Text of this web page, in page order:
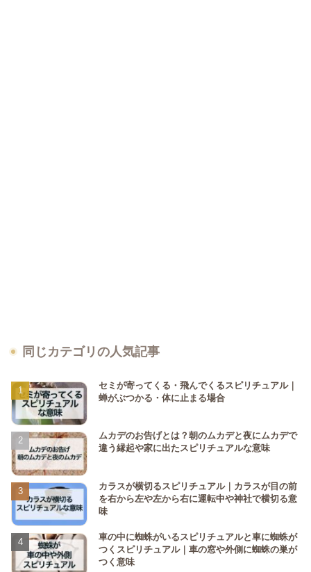
同じカテゴリの人気記事
セミが寄ってくる・飛んでくるスピリチュアル｜
蝉がぶつかる・体に止まる場合
ムカデのお告げとは？朝のムカデと夜にムカデで
違う縁起や家に出たスピリチュアルな意味
カラスが横切るスピリチュアル｜カラスが目の前
を右から左や左から右に運転中や神社で横切る意
味
車の中に蜘蛛がいるスピリチュアルと車に蜘蛛が
つくスピリチュアル｜車の窓や外側に蜘蛛の巣が
つく意味